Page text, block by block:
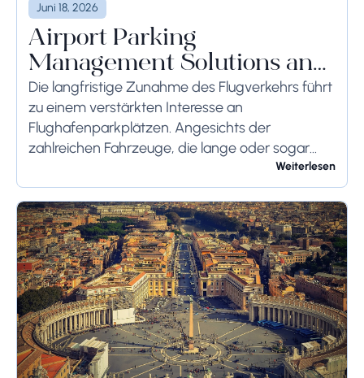
Juni 18, 2026
Airport Parking
Management Solutions and
Systems
Die langfristige Zunahme des Flugverkehrs führt
zu einem verstärkten Interesse an
Flughafenparkplätzen. Angesichts der
zahlreichen Fahrzeuge, die lange oder sogar
wochenlang auf dem Flughafengelände
verbleiben, sollten die bodenseitigen
Begrenzungen angemessen berücksichtigt
werden, um schwerwiegende Folgen zu...
Weiterlesen